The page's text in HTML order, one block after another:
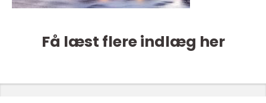
Få læst flere indlæg her